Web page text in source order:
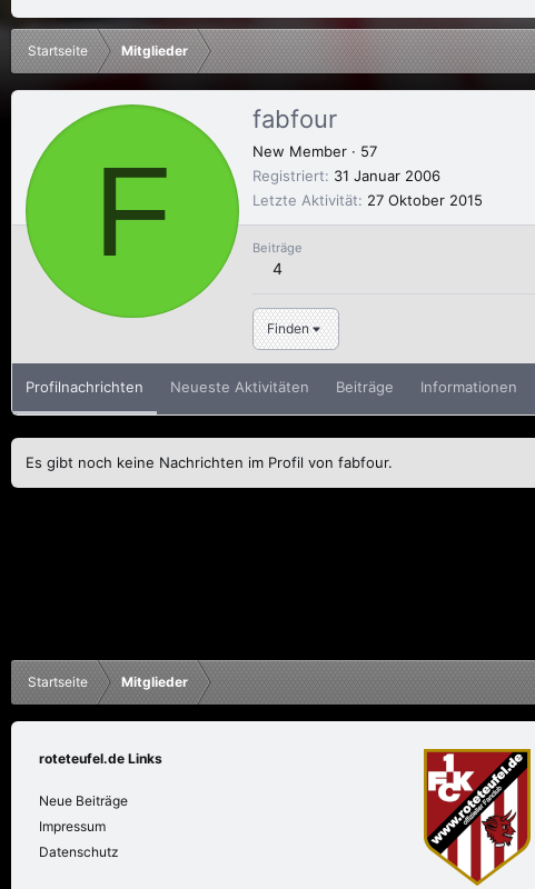
Startseite Mitglieder
F
fabfour
New Member · 57
Registriert
31 Januar 2006
Letzte Aktivität
27 Oktober 2015
Beiträge
4
Finden
Profilnachrichten Neueste Aktivitäten Beiträge Informationen
Es gibt noch keine Nachrichten im Profil von fabfour.
Startseite Mitglieder
roteteufel.de Links
Neue Beiträge
Impressum
Datenschutz